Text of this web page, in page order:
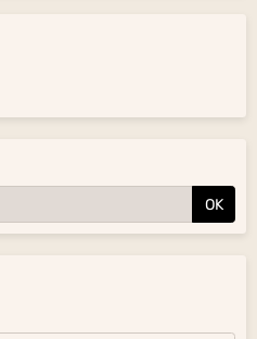
OK